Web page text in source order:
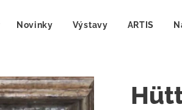
Novinky Výstavy ARTIS